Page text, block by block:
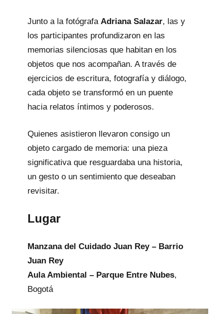
Junto a la fotógrafa Adriana Salazar, las y
los participantes profundizaron en las
memorias silenciosas que habitan en los
objetos que nos acompañan. A través de
ejercicios de escritura, fotografía y diálogo,
cada objeto se transformó en un puente
hacia relatos íntimos y poderosos.
Quienes asistieron llevaron consigo un
objeto cargado de memoria: una pieza
significativa que resguardaba una historia,
un gesto o un sentimiento que deseaban
revisitar.
Lugar
Manzana del Cuidado Juan Rey – Barrio
Juan Rey
Aula Ambiental – Parque Entre Nubes,
Bogotá